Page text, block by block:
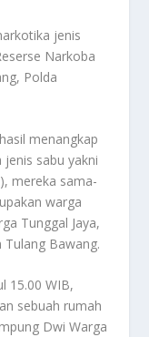
jenis
Narkoba
Polda
menangkap
sabu yakni
mereka sama-
warga
Tunggal Jaya,
Bawang.
15.00 WIB,
sebuah rumah
Dwi Warga